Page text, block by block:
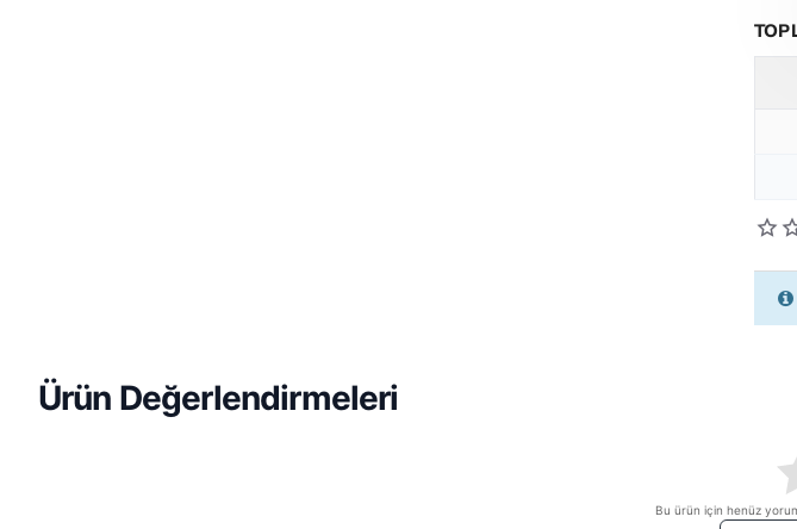
Ürün Değerlendirmeleri
Bu ürün için henüz